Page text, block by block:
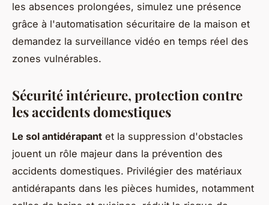
les absences prolongées, simulez une présence
grâce à l'automatisation sécuritaire de la maison et
demandez la surveillance vidéo en temps réel des
zones vulnérables.
Sécurité intérieure, protection contre
les accidents domestiques
Le sol antidérapant et la suppression d'obstacles
jouent un rôle majeur dans la prévention des
accidents domestiques. Privilégier des matériaux
antidérapants dans les pièces humides, notamment